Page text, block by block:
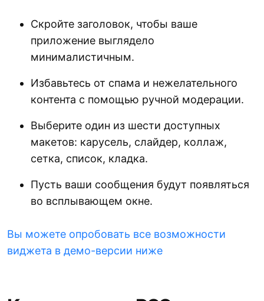
Скройте заголовок, чтобы ваше
приложение выглядело
минималистичным.
Избавьтесь от спама и нежелательного
контента с помощью ручной модерации.
Выберите один из шести доступных
макетов: карусель, слайдер, коллаж,
сетка, список, кладка.
Пусть ваши сообщения будут появляться
во всплывающем окне.
Вы можете опробовать все возможности
виджета в демо-версии ниже